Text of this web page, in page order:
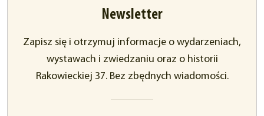
Newsletter
Zapisz się i otrzymuj informacje o wydarzeniach,
wystawach i zwiedzaniu oraz o historii
Rakowieckiej 37. Bez zbędnych wiadomości.